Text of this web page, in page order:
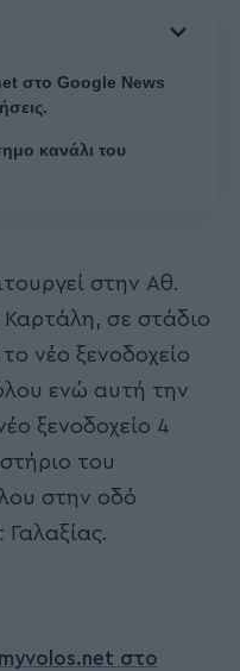
στο Google News
κανάλι του
στην Αθ.
Καρτάλη, σε στάδιο
νέο ξενοδοχείο
ενώ αυτή την
ξενοδοχείο 4
του
στην οδό
Γαλαξίας.
στο